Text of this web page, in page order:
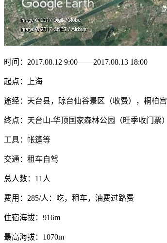
时间：2017.08.12 9:00——2017.08.13 18:00
起点：上海
途经：天台县，琼台仙谷景区（收费），桐柏宫
终点：天台山-华顶国家森林公园（旺季收门票）
工具：帐篷等
交通：租车自驾
总人数：11人
费用：285/人：吃，租车，油费过路费
住宿海拔：916m
最高海拔：1070m